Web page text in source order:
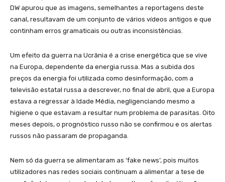
DW apurou que as imagens, semelhantes a reportagens deste
canal, resultavam de um conjunto de vários vídeos antigos e que
continham erros gramaticais ou outras inconsistências.
Um efeito da guerra na Ucrânia é a crise energética que se vive
na Europa, dependente da energia russa. Mas a subida dos
preços da energia foi utilizada como desinformação, com a
televisão estatal russa a descrever, no final de abril, que a Europa
estava a regressar à Idade Média, negligenciando mesmo a
higiene o que estavam a resultar num problema de parasitas. Oito
meses depois, o prognóstico russo não se confirmou e os alertas
russos não passaram de propaganda.
Nem só da guerra se alimentaram as ‘fake news’, pois muitos
utilizadores nas redes sociais continuam a alimentar a tese de